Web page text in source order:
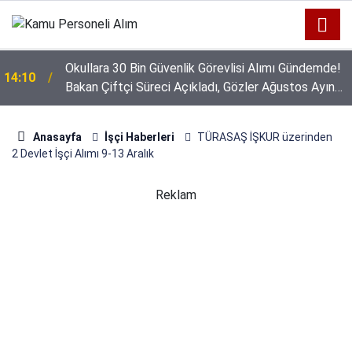
14:10
Okullara 30 Bin Güvenlik Görevlisi Alımı Gündemde!
Bakan Çiftçi Süreci Açıkladı, Gözler Ağustos Ayına
Çevrildi
Anasayfa İşçi Haberleri
TÜRASAŞ İŞKUR üzerinden
2 Devlet İşçi Alımı 9-13 Aralık
Reklam